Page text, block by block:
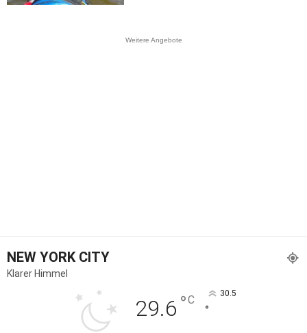
Weitere Angebote
NEW YORK CITY
Klarer Himmel
29.6 °C 30.5
°